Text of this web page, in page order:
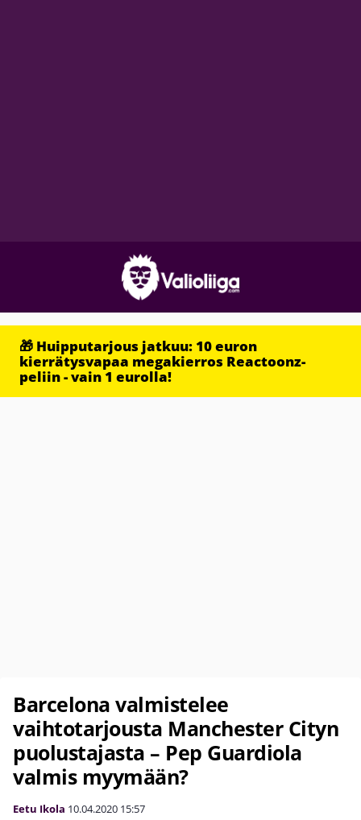
🎁 Huipputarjous jatkuu: 10 euron
kierrätysvapaa megakierros Reactoonz-
peliin - vain 1 eurolla!
Barcelona valmistelee
vaihtotarjousta Manchester Cityn
puolustajasta – Pep Guardiola
valmis myymään?
Eetu Ikola 10.04.2020 15:57